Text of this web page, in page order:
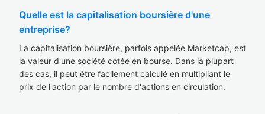
Quelle est la capitalisation boursière d'une
entreprise?
La capitalisation boursière, parfois appelée Marketcap, est
la valeur d'une société cotée en bourse. Dans la plupart
des cas, il peut être facilement calculé en multipliant le
prix de l'action par le nombre d'actions en circulation.